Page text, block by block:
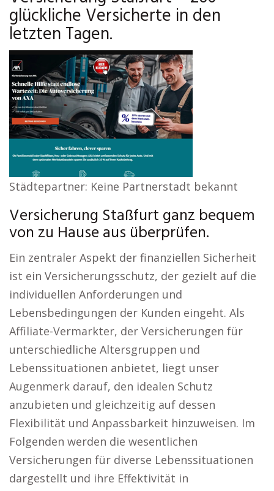
glückliche Versicherte in den
letzten Tagen.
Städtepartner: Keine Partnerstadt bekannt
Versicherung Staßfurt ganz bequem
von zu Hause aus überprüfen.
Ein zentraler Aspekt der finanziellen Sicherheit
ist ein Versicherungsschutz, der gezielt auf die
individuellen Anforderungen und
Lebensbedingungen der Kunden eingeht. Als
Affiliate-Vermarkter, der Versicherungen für
unterschiedliche Altersgruppen und
Lebenssituationen anbietet, liegt unser
Augenmerk darauf, den idealen Schutz
anzubieten und gleichzeitig auf dessen
Flexibilität und Anpassbarkeit hinzuweisen. Im
Folgenden werden die wesentlichen
Versicherungen für diverse Lebenssituationen
dargestellt und ihre Effektivität in